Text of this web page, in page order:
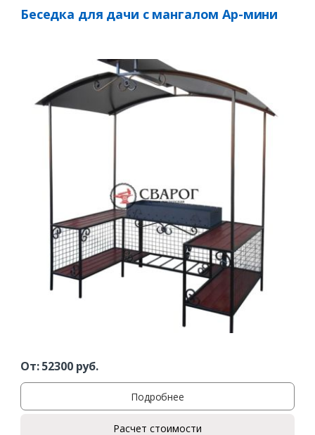
Заказать
Ваше имя*
Ваш телефон*
Беседка для дачи с мангалом Ар-мини
От:52300руб.
Подробнее
Расчет стоимости